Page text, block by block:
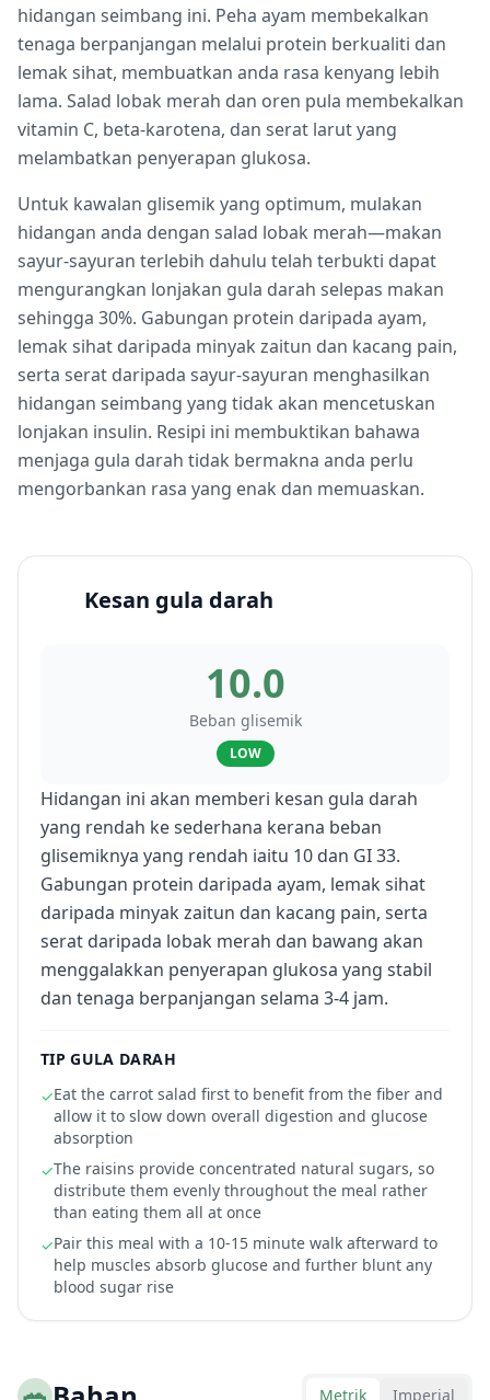
hidangan seimbang ini. Peha ayam membekalkan
tenaga berpanjangan melalui protein berkualiti dan
lemak sihat, membuatkan anda rasa kenyang lebih
lama. Salad lobak merah dan oren pula membekalkan
vitamin C, beta-karotena, dan serat larut yang
melambatkan penyerapan glukosa.
Untuk kawalan glisemik yang optimum, mulakan
hidangan anda dengan salad lobak merah—makan
sayur-sayuran terlebih dahulu telah terbukti dapat
mengurangkan lonjakan gula darah selepas makan
sehingga 30%. Gabungan protein daripada ayam,
lemak sihat daripada minyak zaitun dan kacang pain,
serta serat daripada sayur-sayuran menghasilkan
hidangan seimbang yang tidak akan mencetuskan
lonjakan insulin. Resipi ini membuktikan bahawa
menjaga gula darah tidak bermakna anda perlu
mengorbankan rasa yang enak dan memuaskan.
Kesan gula darah
10.0
Beban glisemik
LOW
Hidangan ini akan memberi kesan gula darah
yang rendah ke sederhana kerana beban
glisemiknya yang rendah iaitu 10 dan GI 33.
Gabungan protein daripada ayam, lemak sihat
daripada minyak zaitun dan kacang pain, serta
serat daripada lobak merah dan bawang akan
menggalakkan penyerapan glukosa yang stabil
dan tenaga berpanjangan selama 3-4 jam.
TIP GULA DARAH
✓Eat the carrot salad first to benefit from the fiber and
allow it to slow down overall digestion and glucose
absorption
✓The raisins provide concentrated natural sugars, so
distribute them evenly throughout the meal rather
than eating them all at once
✓Pair this meal with a 10-15 minute walk afterward to
help muscles absorb glucose and further blunt any
blood sugar rise
Metrik Imperial